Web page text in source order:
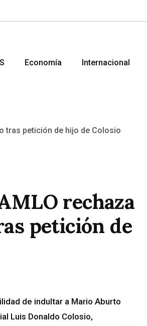
Economía Internacional
rechaza
petición de
de indultar a Mario Aburto
Luis Donaldo Colosio,